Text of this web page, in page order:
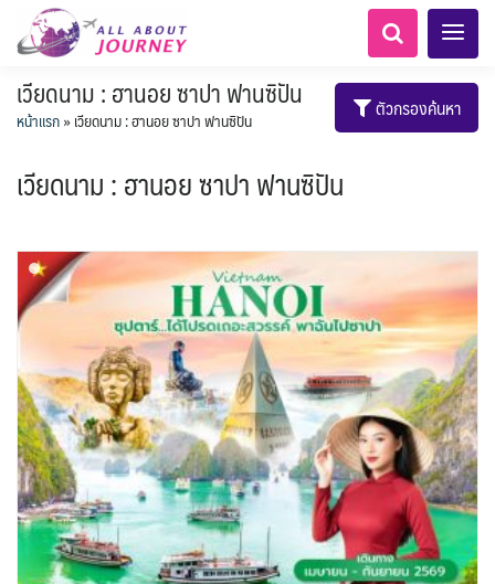
เอเชียกลาง 6 LKA ศรีลังกา 0
AFG อัฟกานิสถาน 0
LKA ศรีลังกา + BGD บังคลา
BTN ภูฏาน
BRN บรูไน 0
KHM กัมพูชา 0 จีน 283
HKG ฮ่องกง - มาเก๊า 10 IND อินเดีย 21
IDN อินโดนีเซีย 3 IRQ อิรัก 0
IRN อิหร่าน
ISR อิสราเอล 0 JPN ญี่ปุ่น 70
JOR จอร์แดน 4 KAZ คาซัคสถาน 19
แอลเบเนีย - Albania 0 Balkan บอลข่าน 1
สวิตเซอร์แลนด์ เยอรมนี
ฝรั่งเศส
1
MNE มอนเตเนโกร 1 ล่าแสงเหนือ-ใต้ 11
Baltic บอลติก 4 ยุโรปตะวันออก 12
ยุโรปราคาถูก 1
ออสเตรีย - Austria 3 AZE อาเซอร์ไบจาน 2
BLR เบลารุส 0 BIH บอสเนีย & เฮอร์เซโกวีนา
BEL เบลเยี่ยม 0 HRV โครเอเชีย 3
อเมริกาใต้ อเมริกากลาง 1
ARG อาร์เจนตินา 3
CUB คิวบา 0 CAN แคนาดา 3
CHL ชิลี 3 ECU เอกวาดอร์ 0
PER เปรู 2 USA สหรัฐอเมริกา 6
บราซิล เปรู 3
เม็กซิโก คิวบา 1 อเมริกา แคนาดา 1
ทัวร์ ล่องเรือสำราญอลาสก้า ทัวร์ ล่องเรือสำราญยุโรป 5
ทัวร์ ล่องเรือสำราญอเมริกา
1
ทัวร์ ล่องเรือสำราญเอเชีย 0
ทัวร์ ล่องเรือสำราญประเท
ศอื่นๆ
4
แทนซาเนีย - Tanzania 2 ไมโครนีเซีย - Micronesia
เคนย่า - Kenya 2
โมร็อคโค - Morocco 6 นิวซีแลนด์ - New Zealand
11
นามิเบีย - Namibia 1 ขั้วโลกเหนือ 2
ตูนีเซีย - Tunisia 1 เกาะโบราโบร่า - Bora Bora
0
ขั้วโลกใต้ แอฟริกาใต้ - South Africa
แอลจีเรีย - Algeria 0 ออสเตรเลีย - Australia 18
เรือรอบกลางวัน กทม. 2 ล่องเรือดินเนอร์ วันวาเลนไทน์
22
ล่องเรือดินเนอร์วันลอยกระทง ล่องเรือดินเนอร์วันปีใหม่ 22
ล่องเรือดินเนอร์แม่น้ำ
เจ้าพระยา
34
ล่องเรือโปรแกรมอยุธยา 9
ล่องเรือ รอบ Sunset 14
ล่องเรือเหมาลำ / เหมาชั้น /
อยอร์ช / Speed Boat ส่วนตัวทั่ว
ะเทศ
255
เรือยอร์ช / Speed Boat ฯลฯ
บ Join ทั่วประเทศ
72
ตั๋วเรือ Hop-on Hop-off 0 ตั๋วสวนสนุก 0
บุฟเฟต์โรงแรม/ร้านอาหาร 2 บุฟเฟต์ใบหยก 7
ไทยบัสฟู้ดทัวร์ 1
โปรแกรมทัวร์ทั่วไทย 0 แต่งชุดไทยถ่ายรูปวัดอรุณฯ
พิเศษ! ล่องเรือเทศกาลชมพลุ
ยา
1
ห้องพักราคาพิเศษ 3
ข่าวที่น่าสนใจ
ความรู้ทั่วไป
สถานที่ท่องเที่ยว
เวียดนาม : ฮานอย ซาปา ฟานซิปัน
หน้าแรก»เวียดนาม : ฮานอย ซาปา ฟานซิปัน ตัวกรองค้นหา
เวียดนาม : ฮานอย ซาปา ฟานซิปัน